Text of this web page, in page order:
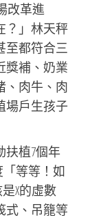
改革進
？」林天秤
至都符合三
獎補、奶業
、肉牛、肉
場戶生孩子
扶植7個年
等等！如
X的虛數
式、吊籠等